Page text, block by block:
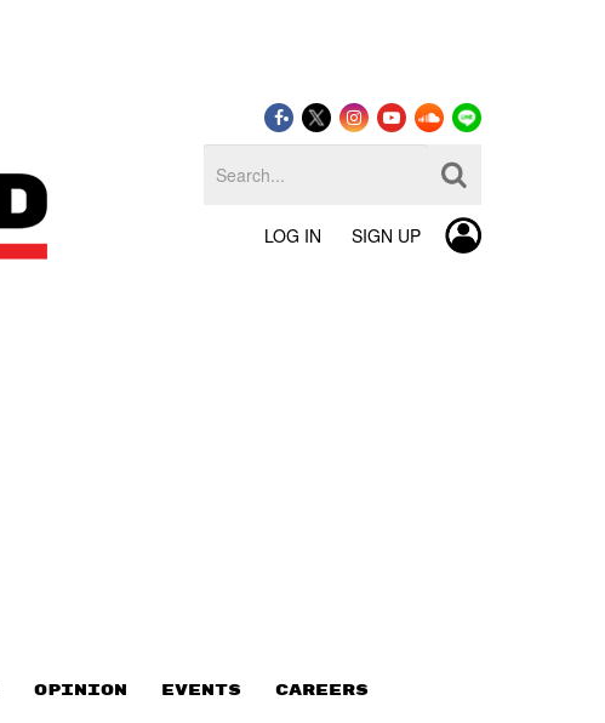
LOG IN SIGN UP
OPINION EVENTS CAREERS